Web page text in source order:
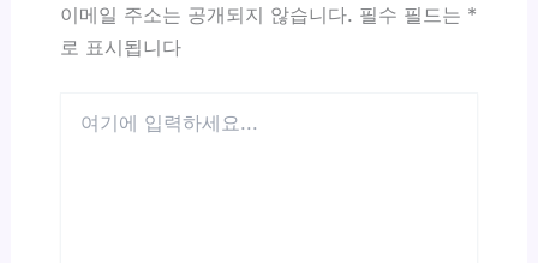
이메일 주소는 공개되지 않습니다. 필수 필드는 *
로 표시됩니다